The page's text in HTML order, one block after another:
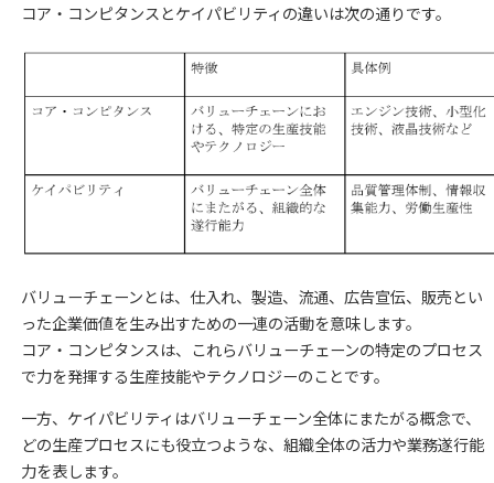
コア・コンピタンスとケイパビリティの違いは次の通りです。
バリューチェーンとは、仕入れ、製造、流通、広告宣伝、販売とい
った企業価値を生み出すための一連の活動を意味します。
コア・コンピタンスは、これらバリューチェーンの特定のプロセス
で力を発揮する生産技能やテクノロジーのことです。
一方、ケイパビリティはバリューチェーン全体にまたがる概念で、
どの生産プロセスにも役立つような、組織全体の活力や業務遂行能
力を表します。